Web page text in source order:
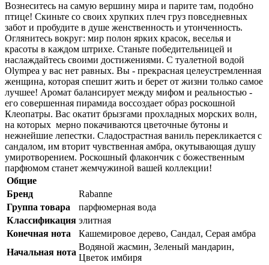
Вознеситесь на самую вершину мира и парите там, подобно
птице! Скиньте со своих хрупких плеч груз повседневных
забот и пробудите в душе женственность и утонченность.
Оглянитесь вокруг: мир полон ярких красок, веселья и
красоты в каждом штрихе. Станьте победительницей и
наслаждайтесь своими достижениями. С туалетной водой
Olympea у вас нет равных. Вы - прекрасная целеустремленная
женщина, которая спешит жить и берет от жизни только самое
лучшее! Аромат балансирует между мифом и реальностью -
его совершенная пирамида воссоздает образ роскошной
Клеопатры. Вас окатит брызгами прохладных морских волн,
на которых мерно покачиваются цветочные бутоны и
нежнейшие лепестки. Сладострастная ваниль перекликается с
сандалом, им вторит чувственная амбра, окутывающая душу
умиротворением. Роскошный флакончик с божественным
парфюмом станет жемчужиной вашей коллекции!
Общие
Бренд
Rabanne
Группа товара
парфюмерная вода
Классификация элитная
Конечная нота
Кашемировое дерево, Сандал, Серая амбра
Начальная нота
Водяной жасмин, Зеленый мандарин,
Цветок имбиря